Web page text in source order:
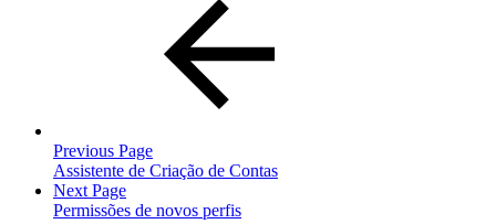
Previous Page
Assistente de Criação de Contas
Next Page
Permissões de novos perfis